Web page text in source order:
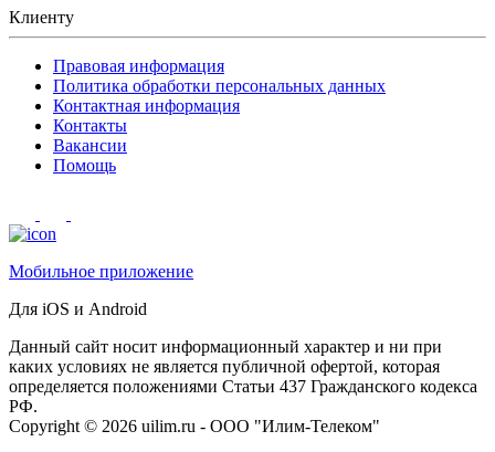
Клиенту
Правовая информация
Политика обработки персональных данных
Контактная информация
Контакты
Вакансии
Помощь
Мобильное приложение
Для iOS и Android
Данный сайт носит информационный характер и ни при
каких условиях не является публичной офертой, которая
определяется положениями Статьи 437 Гражданского кодекса
РФ.
Сopyright © 2026 uilim.ru - ООО "Илим-Телеком"